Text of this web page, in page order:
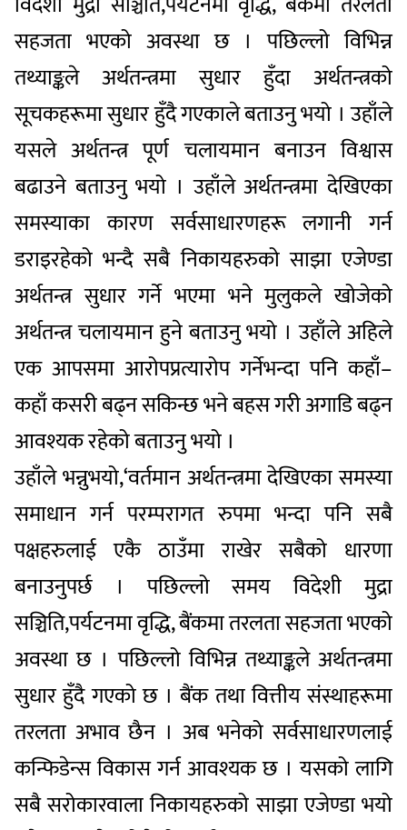
सहजता भएको अवस्था छ । पछिल्लो विभिन्न
तथ्याङ्कले अर्थतन्त्रमा सुधार हुँदा अर्थतन्त्रको
सूचकहरूमा सुधार हुँदै गएकाले बताउनु भयो । उहाँले
यसले अर्थतन्त्र पूर्ण चलायमान बनाउन विश्वास
बढाउने बताउनु भयो । उहाँले अर्थतन्त्रमा देखिएका
समस्याका कारण सर्वसाधारणहरू लगानी गर्न
डराइरहेको भन्दै सबै निकायहरुको साझा एजेण्डा
अर्थतन्त्र सुधार गर्ने भएमा भने मुलुकले खोजेको
अर्थतन्त्र चलायमान हुने बताउनु भयो । उहाँले अहिले
एक आपसमा आरोपप्रत्यारोप गर्नेभन्दा पनि कहाँ–
कहाँ कसरी बढ्न सकिन्छ भने बहस गरी अगाडि बढ्न
आवश्यक रहेको बताउनु भयो ।
उहाँले भन्नुभयो,‘वर्तमान अर्थतन्त्रमा देखिएका समस्या
समाधान गर्न परम्परागत रुपमा भन्दा पनि सबै
पक्षहरुलाई एकै ठाउँमा राखेर सबैको धारणा
बनाउनुपर्छ । पछिल्लो समय विदेशी मुद्रा
सञ्चिति,पर्यटनमा वृद्धि, बैंकमा तरलता सहजता भएको
अवस्था छ । पछिल्लो विभिन्न तथ्याङ्कले अर्थतन्त्रमा
सुधार हुँदै गएको छ । बैंक तथा वित्तीय संस्थाहरूमा
तरलता अभाव छैन । अब भनेको सर्वसाधारणलाई
कन्फिडेन्स विकास गर्न आवश्यक छ । यसको लागि
सबै सरोकारवाला निकायहरुको साझा एजेण्डा भयो